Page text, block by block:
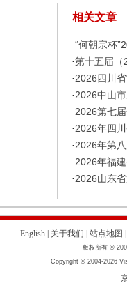
相关文章
·“何朝宗杯
·第十五届
· 2026四川
· 2026中山
· 2026第七
· 2026年四
· 2026年第
· 2026年福
· 2026山东
English 关于我们 站点地图
版权所有 ©
Copyright © 2004-2026